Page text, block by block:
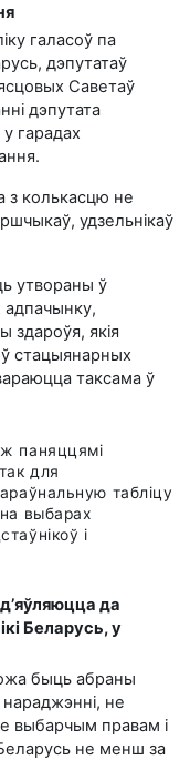
галасоў па
дэпутатаў
Саветаў
дэпутата
гарадах
з колькасцю не
удзельнікаў
утвораны ў
адпачынку,
здароўя, якія
стацыянарных
таксама ў
паняццямі
для
табліцу
выбарах
і
да
Беларусь, у
быць абраны
нараджэнні, не
выбарчым правам і
не менш за